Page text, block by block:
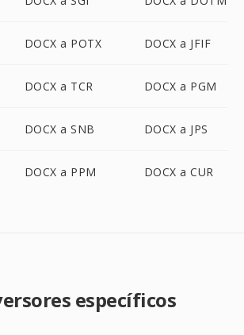
DOCX a POTX DOCX a JFIF
DOCX a TCR DOCX a PGM
DOCX a SNB DOCX a JPS
DOCX a PPM DOCX a CUR
específicos